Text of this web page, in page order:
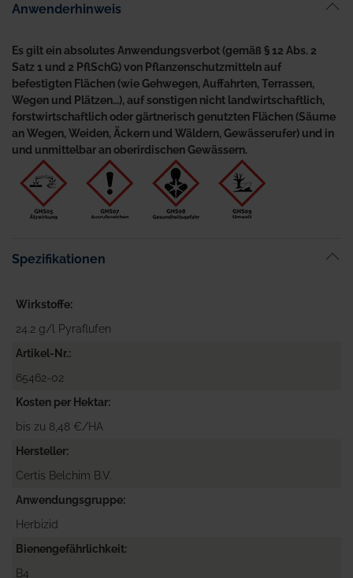
Anwenderhinweis
Es gilt ein absolutes Anwendungsverbot (gemäß § 12 Abs. 2
Satz 1 und 2 PflSchG) von Pflanzenschutzmitteln auf
befestigten Flächen (wie Gehwegen, Auffahrten, Terrassen,
Wegen und Plätzen…), auf sonstigen nicht landwirtschaftlich,
forstwirtschaftlich oder gärtnerisch genutzten Flächen (Säume
an Wegen, Weiden, Äckern und Wäldern, Gewässerufer) und in
und unmittelbar an oberirdischen Gewässern.
Spezifikationen
Wirkstoffe
24.2 g/l Pyraflufen
Artikel-Nr.
65462-02
Kosten per Hektar
bis zu 8,48 €/HA
Hersteller
Certis Belchim B.V.
Anwendungsgruppe
Herbizid
Bienengefährlichkeit
B4